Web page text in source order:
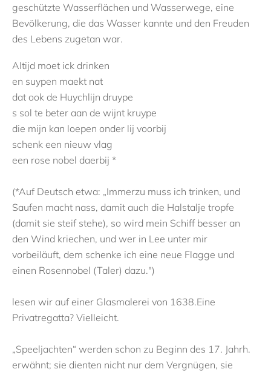
geschützte Wasserflächen und Wasserwege, eine
Bevölkerung, die das Wasser kannte und den Freuden
des Lebens zugetan war.
Altijd moet ick drinken
en suypen maekt nat
dat ook de Huychlijn druype
s sol te beter aan de wijnt kruype
die mijn kan loepen onder lij voorbij
schenk een nieuw vlag
een rose nobel daerbij *
(*Auf Deutsch etwa: „Immerzu muss ich trinken, und
Saufen macht nass, damit auch die Halstalje tropfe
(damit sie steif stehe), so wird mein Schiff besser an
den Wind kriechen, und wer in Lee unter mir
vorbeiläuft, dem schenke ich eine neue Flagge und
einen Rosennobel (Taler) dazu.")
lesen wir auf einer Glasmalerei von 1638.Eine
Privatregatta? Vielleicht.
„Speeljachten“ werden schon zu Beginn des 17. Jahrh.
erwähnt; sie dienten nicht nur dem Vergnügen, sie